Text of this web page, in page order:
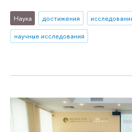
Наука достижения
научные исследования